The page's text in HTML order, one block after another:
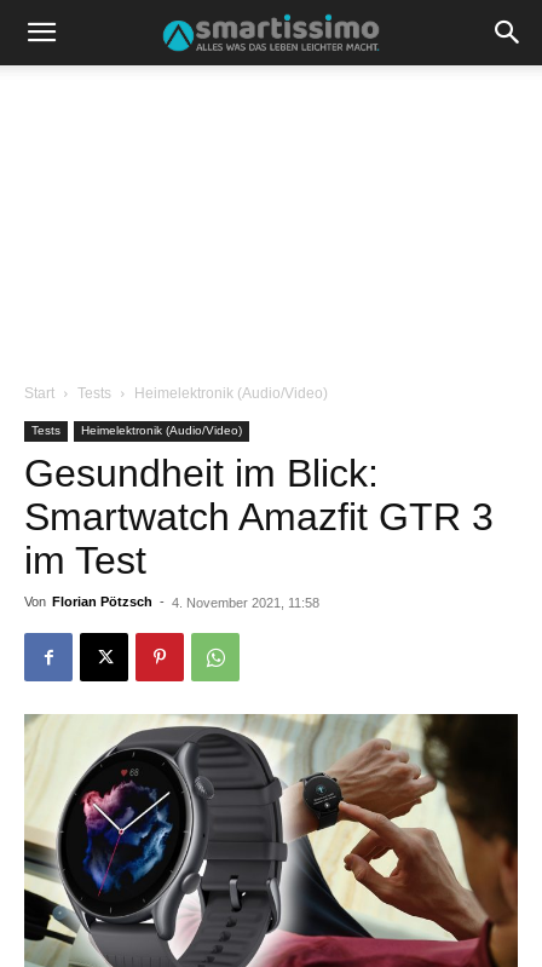
Start Tests Heimelektronik (Audio/Video)
Tests Heimelektronik (Audio/Video)
Gesundheit im Blick:
Smartwatch Amazfit GTR 3
im Test
Von Florian Pötzsch - 4. November 2021, 11:58